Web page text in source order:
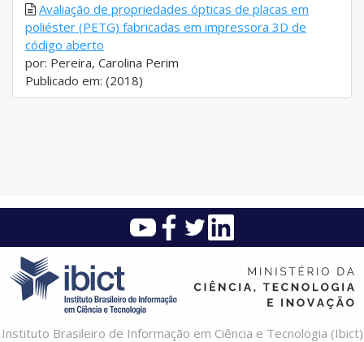
Avaliação de propriedades ópticas de placas em
poliéster (PETG) fabricadas em impressora 3D de
código aberto
por: Pereira, Carolina Perim
Publicado em: (2018)
Instituto Brasileiro de Informação em Ciência e Tecnologia (Ibict)